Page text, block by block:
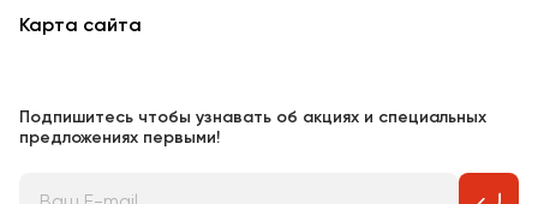
Карта сайта
Подпишитесь чтобы узнавать об акциях и специальных
предложениях первыми!